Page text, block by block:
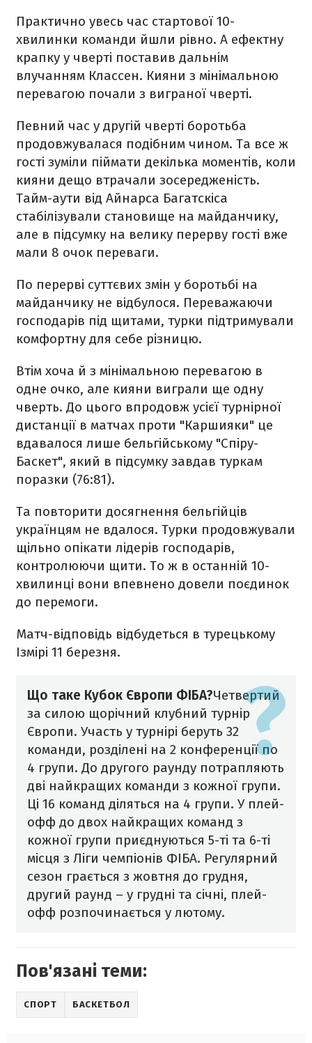
Практично увесь час стартової 10-
хвилинки команди йшли рівно. А ефектну
крапку у чверті поставив дальнім
влучанням Классен. Кияни з мінімальною
перевагою почали з виграної чверті.
Певний час у другій чверті боротьба
продовжувалася подібним чином. Та все ж
гості зуміли піймати декілька моментів, коли
кияни дещо втрачали зосередженість.
Тайм-аути від Айнарса Багатскіса
стабілізували становище на майданчику,
але в підсумку на велику перерву гості вже
мали 8 очок переваги.
По перерві суттєвих змін у боротьбі на
майданчику не відбулося. Переважаючи
господарів під щитами, турки підтримували
комфортну для себе різницю.
Втім хоча й з мінімальною перевагою в
одне очко, але кияни виграли ще одну
чверть. До цього впродовж усієї турнірної
дистанції в матчах проти "Каршияки" це
вдавалося лише бельгійському "Спіру-
Баскет", який в підсумку завдав туркам
поразки (76:81).
Та повторити досягнення бельгійців
українцям не вдалося. Турки продовжували
щільно опікати лідерів господарів,
контролюючи щити. То ж в останній 10-
хвилинці вони впевнено довели поєдинок
до перемоги.
Матч-відповідь відбудеться в турецькому
Ізмірі 11 березня.
Що таке Кубок Європи ФІБА?Четвертий
за силою щорічний клубний турнір
Європи. Участь у турнірі беруть 32
команди, розділені на 2 конференції по
4 групи. До другого раунду потрапляють
дві найкращих команди з кожної групи.
Ці 16 команд діляться на 4 групи. У плей-
офф до двох найкращих команд з
кожної групи приєднуються 5-ті та 6-ті
місця з Ліги чемпіонів ФІБА. Регулярний
сезон грається з жовтня до грудня,
другий раунд – у грудні та січні, плей-
офф розпочинається у лютому.
Пов'язані теми:
СПОРТ БАСКЕТБОЛ